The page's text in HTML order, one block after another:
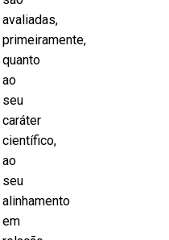
avaliadas,
primeiramente,
quanto
ao
seu
caráter
científico,
ao
seu
alinhamento
em